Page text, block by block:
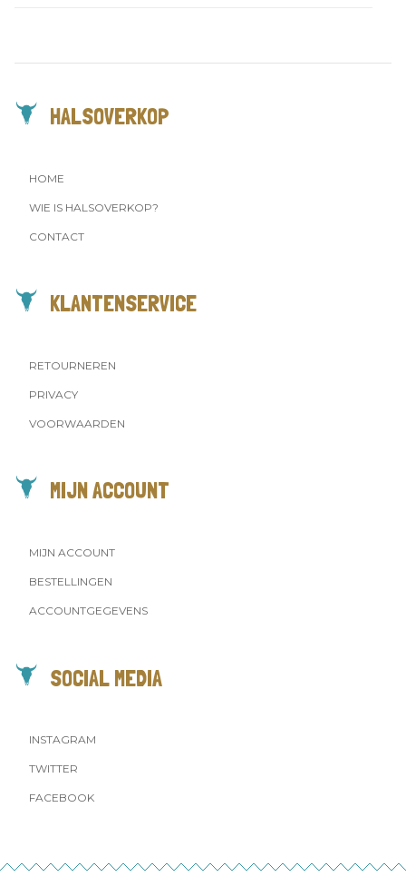
HALSOVERKOP
HOME
WIE IS HALSOVERKOP?
CONTACT
KLANTENSERVICE
RETOURNEREN
PRIVACY
VOORWAARDEN
MIJN ACCOUNT
MIJN ACCOUNT
BESTELLINGEN
ACCOUNTGEGEVENS
SOCIAL MEDIA
INSTAGRAM
TWITTER
FACEBOOK